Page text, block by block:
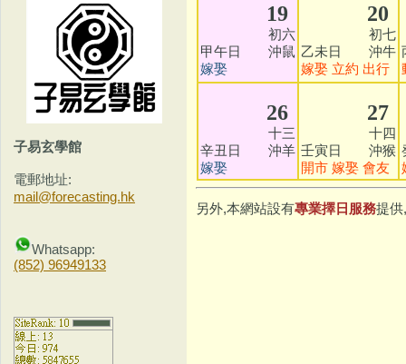
子易玄學館
電郵地址:
mail@forecasting.hk
Whatsapp:
(852) 96949133
19
初六
甲午日 沖鼠
嫁娶
20
初七
乙未日 沖牛
嫁娶 立約 出行
26
十三
辛丑日 沖羊
嫁娶
27
十四
壬寅日 沖猴
開市 嫁娶 會友
另外,本網站設有專業擇日服務提